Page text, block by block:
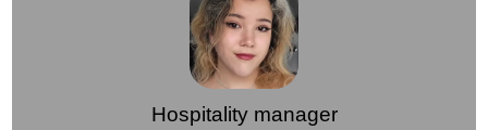
Hospitality manager